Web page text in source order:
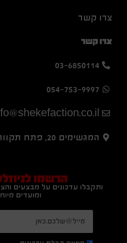
צרו קשר
צרו קשר
03-6850114
054-753-9997
המגשימים 20, פתח תקווה
הרשמו
ותקבלו עדכונים על מבצעים
ומועדים